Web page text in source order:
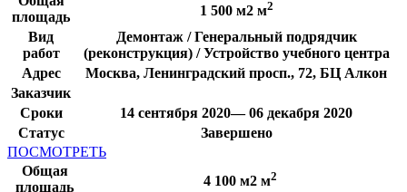
площадь
1 500 м2 м2
Вид
работ
Демонтаж / Генеральный подрядчик
(реконструкция) / Устройство учебного центра
Адрес
Москва, Ленинградский просп., 72, БЦ Алкон
Заказчик
Сроки
14 сентября 2020— 06 декабря 2020
Статус
Завершено
ПОСМОТРЕТЬ
Общая
площадь
4 100 м2 м2